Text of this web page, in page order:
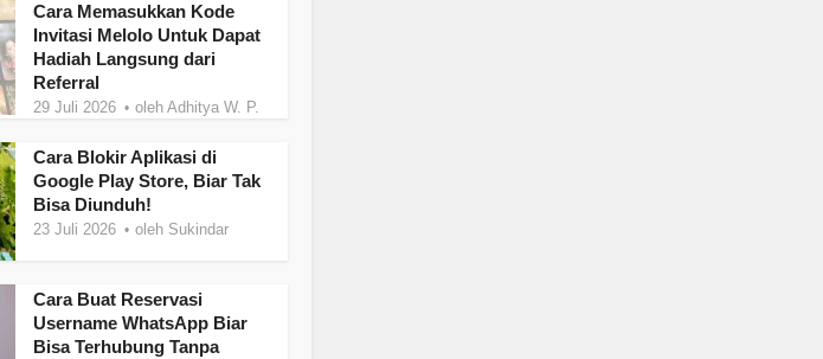
Cara Memasukkan Kode
Invitasi Melolo Untuk Dapat
Hadiah Langsung dari
Referral
29 Juli 2026 oleh Adhitya W. P.
Cara Blokir Aplikasi di
Google Play Store, Biar Tak
Bisa Diunduh!
23 Juli 2026 oleh Sukindar
Cara Buat Reservasi
Username WhatsApp Biar
Bisa Terhubung Tanpa